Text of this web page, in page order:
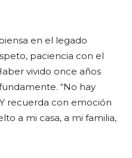
en el legado
paciencia con el
vivido once años
“No hay
recuerda con emoción
a mi casa, a mi familia,